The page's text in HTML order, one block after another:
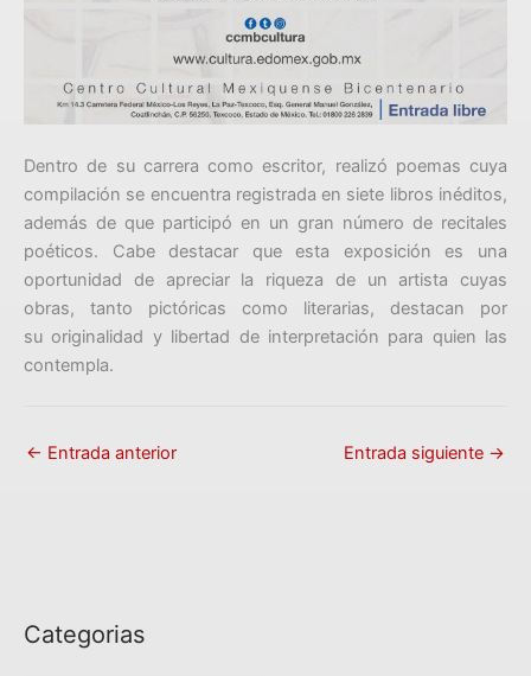
Dentro de su carrera como escritor, realizó poemas cuya
compilación se encuentra registrada en siete libros inéditos,
además de que participó en un gran número de recitales
poéticos. Cabe destacar que esta exposición es una
oportunidad de apreciar la riqueza de un artista cuyas
obras, tanto pictóricas como literarias, destacan por
su originalidad y libertad de interpretación para quien las
contempla.
← Entrada anterior Entrada siguiente →
Categorias
C